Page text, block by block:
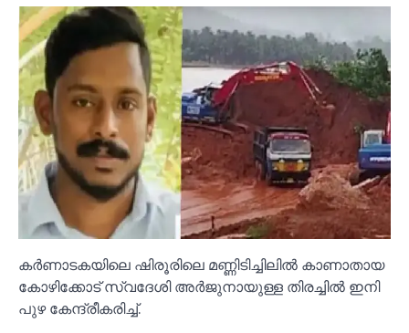
കർണാടകയിലെ ഷിരൂരിലെ മണ്ണിടിച്ചിലില്‍ കാണാതായ
കോഴിക്കോട് സ്വദേശി അർജുനായുള്ള തിരച്ചില്‍ ഇനി
പുഴ കേന്ദ്രീകരിച്ച്‌.